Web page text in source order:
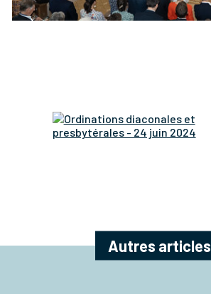
Autres articles